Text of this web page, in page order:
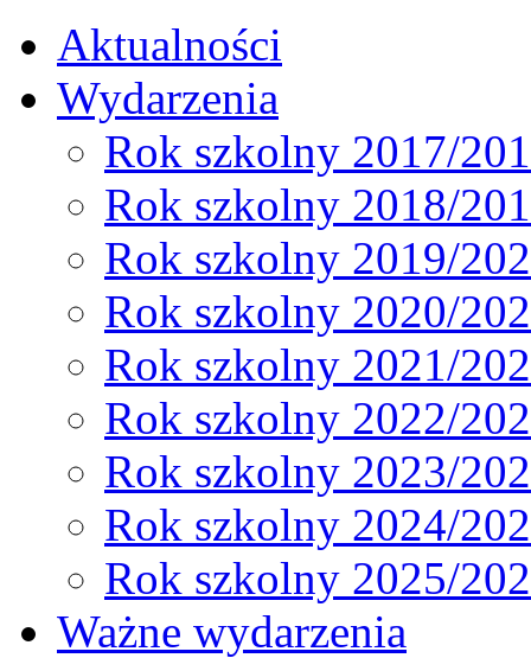
Aktualności
Wydarzenia
Rok szkolny 2017/
Rok szkolny 2018/
Rok szkolny 2019/
Rok szkolny 2020/
Rok szkolny 2021/
Rok szkolny 2022/
Rok szkolny 2023/
Rok szkolny 2024/
Rok szkolny 2025/
Ważne wydarzenia